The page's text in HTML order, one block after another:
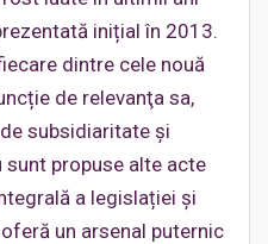
inițial în 2013.
dintre cele nouă
de relevanţa sa,
subsidiaritate și
propuse alte acte
a legislației și
un arsenal puternic